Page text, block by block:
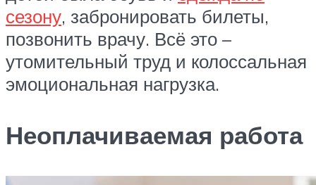
сезону, забронировать билеты,
позвонить врачу. Всё это –
утомительный труд и колоссальная
эмоциональная нагрузка.
Неоплачиваемая работа